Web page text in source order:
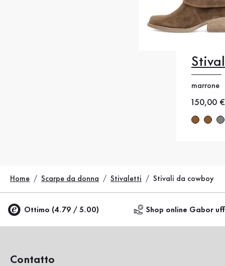
marrone
Nuovo
150,00 €
35
38
Home Scarpe da donna Stivaletti Stivali da cowboy
Ottimo (4.79 / 5.00) Shop online Gabor
Contatto